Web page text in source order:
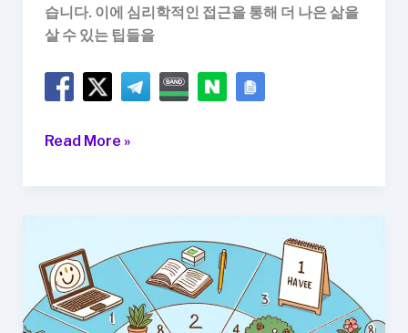
습니다. 이에 심리학적인 접근을 통해 더 나은 삶을
살 수 있는 팁들을
10
학
적
팁
으
Read More »